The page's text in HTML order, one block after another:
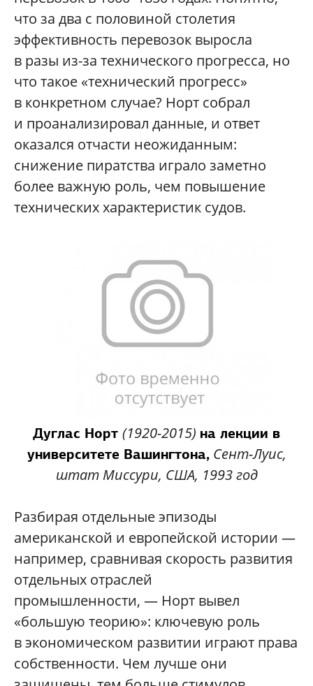
что за два с половиной столетия
эффективность перевозок выросла
в разы из-за технического прогресса, но
что такое «технический прогресс»
в конкретном случае? Норт собрал
и проанализировал данные, и ответ
оказался отчасти неожиданным:
снижение пиратства играло заметно
более важную роль, чем повышение
технических характеристик судов.
Дуглас Норт (1920-2015) на лекции в
университете Вашингтона, Сент-Луис,
штат Миссури, США, 1993 год
Разбирая отдельные эпизоды
американской и европейской истории —
например, сравнивая скорость развития
отдельных отраслей
промышленности, — Норт вывел
«большую теорию»: ключевую роль
в экономическом развитии играют права
собственности. Чем лучше они